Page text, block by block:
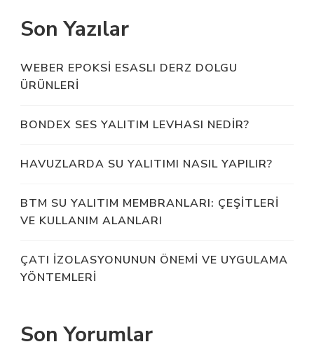
Son Yazılar
WEBER EPOKSI ESASLI DERZ DOLGU
ÜRÜNLERI
BONDEX SES YALITIM LEVHASI NEDIR?
HAVUZLARDA SU YALITIMI NASIL YAPILIR?
BTM SU YALITIM MEMBRANLARI: ÇEŞITLERI
VE KULLANIM ALANLARI
ÇATI İZOLASYONUNUN ÖNEMI VE UYGULAMA
YÖNTEMLERI
Son Yorumlar